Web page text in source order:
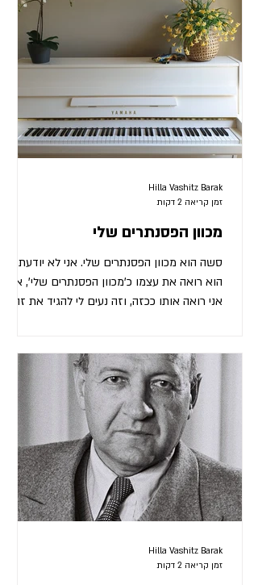
מכוון הפסנתרים שלי
סשה הוא מכוון הפסנתרים שלי. אני לא יודעת אם
הוא רואה את עצמו כ'מכוון הפסנתרים שלי', אבל
אני רואה אותו ככזה, וזה נעים לי להגיד את זה.
Hilla Vashitz Barak
זמן קריאה 2 דקות
Hilla Vashitz Barak
זמן קריאה 2 דקות